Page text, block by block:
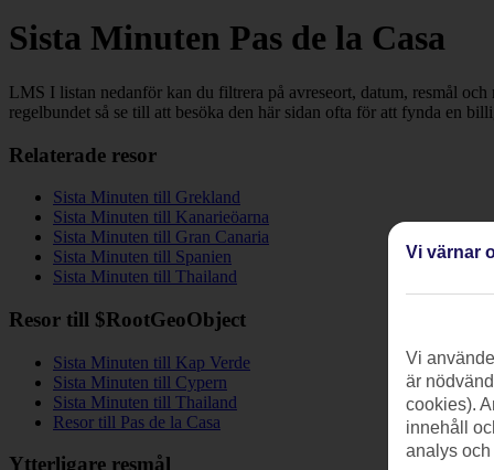
Sista Minuten Pas de la Casa
LMS I listan nedanför kan du filtrera på avreseort, datum, resmål
regelbundet så se till att besöka den här sidan ofta för att fynda en
Relaterade resor
Sista Minuten till Grekland
Sista Minuten till Kanarieöarna
Sista Minuten till Gran Canaria
Sista Minuten till Spanien
Sista Minuten till Thailand
Resor till $RootGeoObject
Sista Minuten till Kap Verde
Sista Minuten till Cypern
Sista Minuten till Thailand
Resor till Pas de la Casa
Ytterligare resmål
Vi värnar
Vi
är
cookies).
innehåll
analys